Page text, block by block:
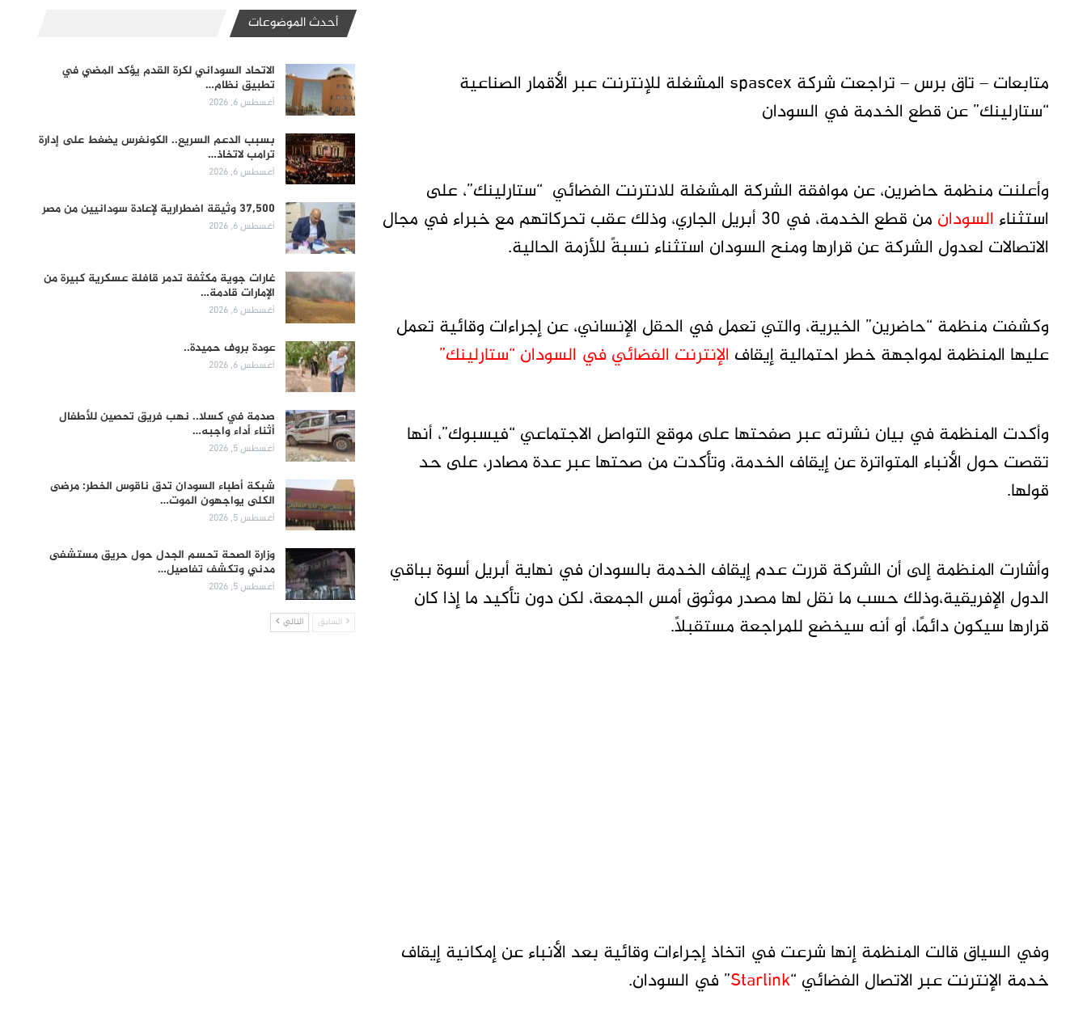
متابعات – تاق برس – تراجعت شركة spascex المشغلة للإنترنت عبر الأقمار الصناعية
“ستارلينك” عن قطع الخدمة في السودان
وأعلنت منظمة حاضرين، عن موافقة الشركة المشغلة للانترنت الفضائي “ستارلينك”، على
استثناء السودان
من قطع الخدمة، في 30 أبريل الجاري، وذلك عقب تحركاتهم مع خبراء في مجال
الاتصالات لعدول الشركة عن قرارها ومنح السودان استثناء نسبةً للأزمة الحالية.
وكشفت منظمة “حاضرين” الخيرية، والتي تعمل في الحقل الإنساني، عن إجراءات وقائية تعمل
عليها المنظمة لمواجهة خطر احتمالية إيقاف الإنترنت الفضائي في السودان “ستارلينك”
وأكدت المنظمة في بيان نشرته عبر صفحتها على موقع التواصل الاجتماعي “فيسبوك”، أنها
تقصت حول الأنباء المتواترة عن إيقاف الخدمة، وتأكدت من صحتها عبر عدة مصادر، على حد
قولها.
وأشارت المنظمة إلى أن الشركة قررت عدم إيقاف الخدمة بالسودان في نهاية أبريل أسوة بباقي
الدول الإفريقية،وذلك حسب ما نقل لها مصدر موثوق أمس الجمعة، لكن دون تأكيد ما إذا كان
قرارها سيكون دائمًا، أو أنه سيخضع للمراجعة مستقبلاً.
وفي السياق قالت المنظمة إنها شرعت في اتخاذ إجراءات وقائية بعد الأنباء عن إمكانية إيقاف
خدمة الإنترنت عبر الاتصال الفضائي “Starlink” في السودان.
أحدث الموضوعات
الاتحاد السوداني لكرة القدم يؤكد المضي في
تطبيق نظام…
أغسطس 6, 2026
بسبب الدعم السريع.. الكونغرس يضغط على إدارة
ترامب لاتخاذ…
أغسطس 6, 2026
37,500 وثيقة اضطرارية لإعادة سودانيين من مصر
أغسطس 6, 2026
غارات جوية مكثفة تدمر قافلة عسكرية كبيرة من
الإمارات قادمة…
أغسطس 6, 2026
عودة بروف حميدة..
أغسطس 6, 2026
صدمة في كسلا.. نهب فريق تحصين للأطفال
أثناء أداء واجبه…
أغسطس 5, 2026
شبكة أطباء السودان تدق ناقوس الخطر: مرضى
الكلى يواجهون الموت…
أغسطس 5, 2026
وزارة الصحة تحسم الجدل حول حريق مستشفى
مدني وتكشف تفاصيل…
أغسطس 5, 2026
السابق التالي